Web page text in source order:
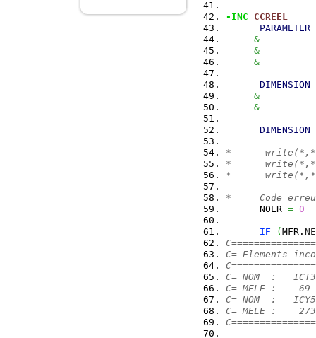
-INC
CCREEL
PARAMETER
&
&
&
DIMENSION
&
&
DIMENSION
*      write(*,*)
*      write(*,*)
*      write(*,*)
*     Code
      NOER
= 0
IF (MFR. NE
C= Elements
C= NOM  :
C= MELE :
C= NOM  :
C= MELE :